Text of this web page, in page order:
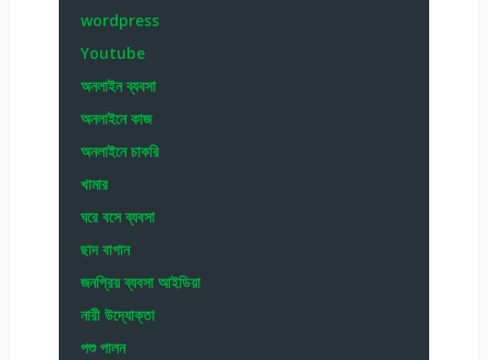
wordpress
Youtube
অনলাইন ব্যবসা
অনলাইনে কাজ
অনলাইনে চাকরি
খামার
ঘরে বসে ব্যবসা
ছাদ বাগান
জনপ্রিয় ব্যবসা আইডিয়া
নারী উদ্যোক্তা
পশু পালন